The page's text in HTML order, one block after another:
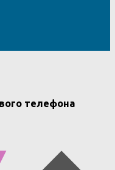
телефона